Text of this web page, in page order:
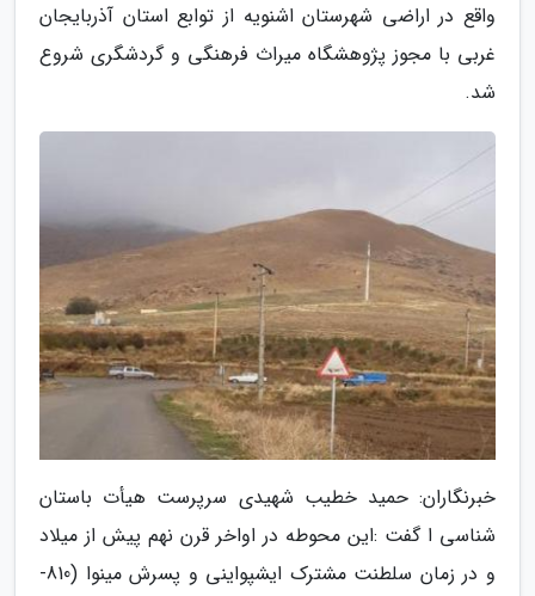
واقع در اراضی شهرستان اشنویه از توابع استان آذربایجان
غربی با مجوز پژوهشگاه میراث فرهنگی و گردشگری شروع
شد.
خبرنگاران: حمید خطیب شهیدی سرپرست هیأت باستان
شناسی ا گفت :این محوطه در اواخر قرن نهم پیش از میلاد
و در زمان سلطنت مشترک ایشپواینی و پسرش مینوا (810-